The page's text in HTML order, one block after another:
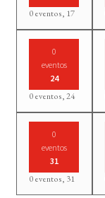
0 eventos, 17
0
eventos
24
0 eventos,24
0
eventos
31
0 eventos, 31